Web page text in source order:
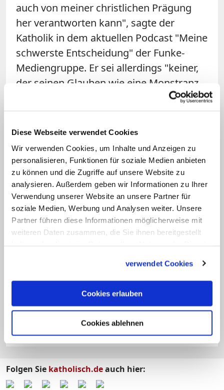
Diese Webseite verwendet Cookies
Wir verwenden Cookies, um Inhalte und Anzeigen zu
personalisieren, Funktionen für soziale Medien anbieten
zu können und die Zugriffe auf unsere Website zu
analysieren. Außerdem geben wir Informationen zu Ihrer
Verwendung unserer Website an unsere Partner für
soziale Medien, Werbung und Analysen weiter. Unsere
Partner führen diese Informationen möglicherweise mit
weiteren Daten zusammen, die Sie ihnen bereitgestellt
verwendet Cookies
Cookies erlauben
Cookies ablehnen
auch von meiner christlichen Prägung
her verantworten kann", sagte der
Katholik in dem aktuellen Podcast "Meine
schwerste Entscheidung" der Funke-
Mediengruppe. Er sei allerdings "keiner,
der seinen Glauben wie eine Monstranz
bei der Frage, ob er nach gewonnener
Landtagswahl mit der FDP oder den
Grünen regieren solle, laufe er dagegen
gerne noch mal um den Block und
bespreche sich mit vertrauten Menschen.
Da gehe er nicht "in Rücksprache mit
Gott", so der Regierungschef einer
Schlagworte:
#Bundesländer#Politik#Deutschland
Folgen Sie katholisch.deauch hier: